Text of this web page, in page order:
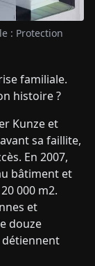
: Protection
familiale.
histoire ?
Kunze et
sa faillite,
En 2007,
bâtiment et
000 m2.
et
douze
détiennent